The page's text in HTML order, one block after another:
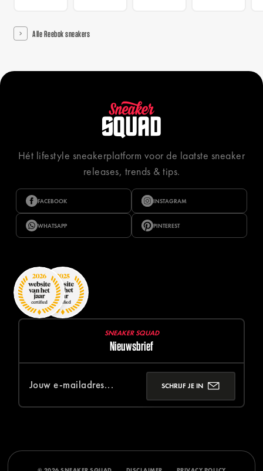
Alle Reebok sneakers
Hét lifestyle sneakerplatform voor de laatste sneaker
releases, trends & tips.
FACEBOOK INSTAGRAM
WHATSAPP PINTEREST
SNEAKER SQUAD
Nieuwsbrief
SCHRIJF JE IN